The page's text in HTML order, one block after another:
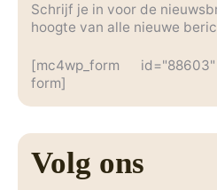
Schrijf je in voor de
hoogte van alle nieuwe
[mc4wp_form
form]
Volg ons